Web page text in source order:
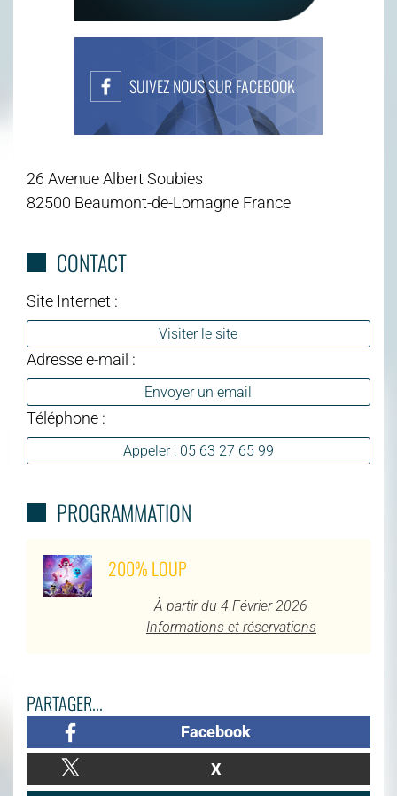
SUIVEZ NOUS SUR FACEBOOK
26 Avenue Albert Soubies
82500 Beaumont-de-Lomagne France
CONTACT
Site Internet :
Visiter le site
Adresse e-mail :
Envoyer un email
Téléphone :
Appeler : 05 63 27 65 99
PROGRAMMATION
200% LOUP
À partir du 4 Février 2026
Informations et réservations
PARTAGER...
Facebook
X